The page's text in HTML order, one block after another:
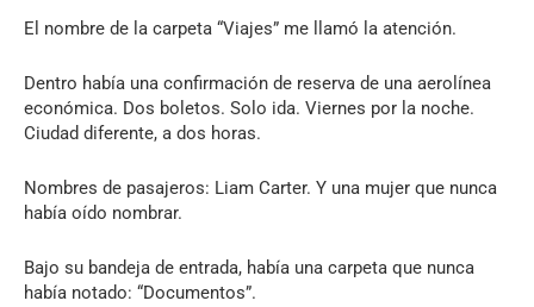
El nombre de la carpeta “Viajes” me llamó la atención.
Dentro había una confirmación de reserva de una aerolínea
económica. Dos boletos. Solo ida. Viernes por la noche.
Ciudad diferente, a dos horas.
Nombres de pasajeros: Liam Carter. Y una mujer que nunca
había oído nombrar.
Bajo su bandeja de entrada, había una carpeta que nunca
había notado: “Documentos”.